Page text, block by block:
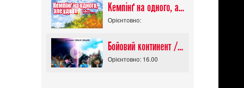
Кемпінґ на одного, але удвох / Futari Solo Camp
Орієнтовно:
Бойовий континент / Douluo Dalu
Орієнтовно: 16.00